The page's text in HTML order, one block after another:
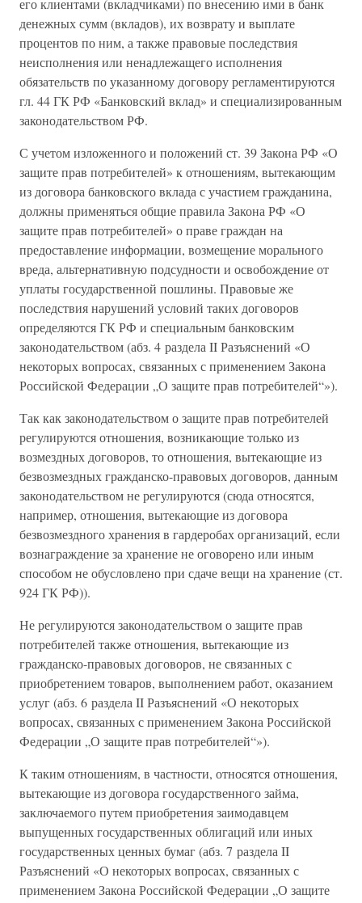
его клиентами (вкладчиками) по внесению ими в банк
денежных сумм (вкладов), их возврату и выплате
процентов по ним, а также правовые последствия
неисполнения или ненадлежащего исполнения
обязательств по указанному договору регламентируются
гл. 44 ГК РФ «Банковский вклад» и специализированным
законодательством РФ.
С учетом изложенного и положений ст. 39 Закона РФ «О
защите прав потребителей» к отношениям, вытекающим
из договора банковского вклада с участием гражданина,
должны применяться общие правила Закона РФ «О
защите прав потребителей» о праве граждан на
предоставление информации, возмещение морального
вреда, альтернативную подсудности и освобождение от
уплаты государственной пошлины. Правовые же
последствия нарушений условий таких договоров
определяются ГК РФ и специальным банковским
законодательством (абз. 4 раздела II Разъяснений «О
некоторых вопросах, связанных с применением Закона
Российской Федерации „О защите прав потребителей“»).
Так как законодательством о защите прав потребителей
регулируются отношения, возникающие только из
возмездных договоров, то отношения, вытекающие из
безвозмездных гражданско-правовых договоров, данным
законодательством не регулируются (сюда относятся,
например, отношения, вытекающие из договора
безвозмездного хранения в гардеробах организаций, если
вознаграждение за хранение не оговорено или иным
способом не обусловлено при сдаче вещи на хранение (ст.
924 ГК РФ)).
Не регулируются законодательством о защите прав
потребителей также отношения, вытекающие из
гражданско-правовых договоров, не связанных с
приобретением товаров, выполнением работ, оказанием
услуг (абз. 6 раздела II Разъяснений «О некоторых
вопросах, связанных с применением Закона Российской
Федерации „О защите прав потребителей“»).
К таким отношениям, в частности, относятся отношения,
вытекающие из договора государственного займа,
заключаемого путем приобретения заимодавцем
выпущенных государственных облигаций или иных
государственных ценных бумаг (абз. 7 раздела II
Разъяснений «О некоторых вопросах, связанных с
применением Закона Российской Федерации „О защите